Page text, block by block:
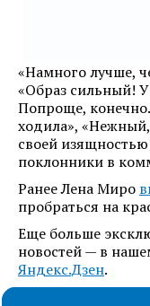
«Намного лучше,
«Образ сильный!
Попроще, конечно.
ходила»,
своей
поклонники в
Ранее Лена Миро
пробраться на
Еще больше
новостей — в
Яндекс.Дзен.